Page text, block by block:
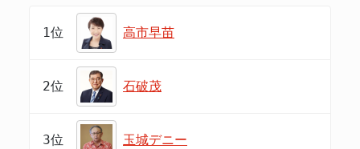
1位 高市早苗
2位 石破茂
3位 玉城デニー